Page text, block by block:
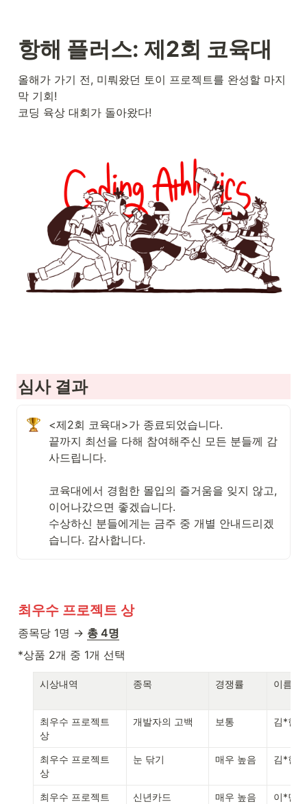
항해 플러스: 제2회 코육대
올해가 가기 전, 미뤄왔던 토이 프로젝트를 완성할 마지
막 기회!
코딩 육상 대회가 돌아왔다!
심사 결과
<제2회 코육대>가 종료되었습니다.
끝까지 최선을 다해 참여해주신 모든 분들께 감
사드립니다.
코육대에서 경험한 몰입의 즐거움을 잊지 않고,
이어나갔으면 좋겠습니다.
수상하신 분들에게는 금주 중 개별 안내드리겠
습니다. 감사합니다.
최우수 프로젝트 상
종목당 1명 → 총 4명
*상품 2개 중 1개 선택
시상내역 종목 경쟁률 이름
최우수 프로젝트
상
개발자의 고백 보통 김*현
최우수 프로젝트
상
눈 닦기 매우 높음 김*현
최우수 프로젝트
신년카드 매우 높음 이*민